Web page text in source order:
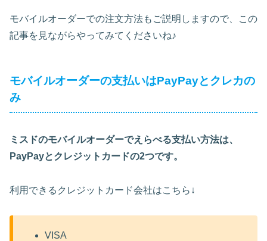
モバイルオーダーでの注文方法もご説明しますので、この
記事を見ながらやってみてくださいね♪
モバイルオーダーの支払いはPayPayとクレカの
み
ミスドのモバイルオーダーでえらべる支払い方法は、
PayPayとクレジットカードの2つです。
利用できるクレジットカード会社はこちら↓
VISA